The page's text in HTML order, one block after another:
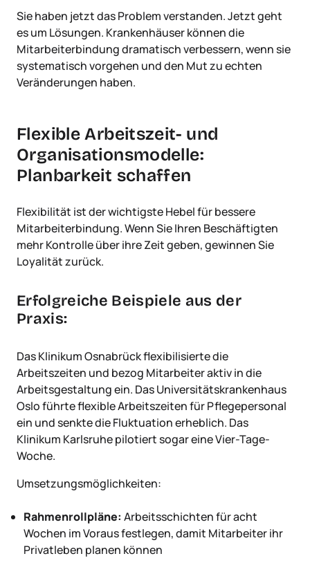
Sie haben jetzt das Problem verstanden. Jetzt geht
es um Lösungen. Krankenhäuser können die
Mitarbeiterbindung dramatisch verbessern, wenn sie
systematisch vorgehen und den Mut zu echten
Veränderungen haben.
Flexible Arbeitszeit- und
Organisationsmodelle:
Planbarkeit schaffen
Flexibilität ist der wichtigste Hebel für bessere
Mitarbeiterbindung. Wenn Sie Ihren Beschäftigten
mehr Kontrolle über ihre Zeit geben, gewinnen Sie
Loyalität zurück.
Erfolgreiche Beispiele aus der
Praxis:
Das Klinikum Osnabrück flexibilisierte die
Arbeitszeiten und bezog Mitarbeiter aktiv in die
Arbeitsgestaltung ein. Das Universitätskrankenhaus
Oslo führte flexible Arbeitszeiten für Pflegepersonal
ein und senkte die Fluktuation erheblich. Das
Klinikum Karlsruhe pilotiert sogar eine Vier-Tage-
Woche.
Umsetzungsmöglichkeiten:
Rahmenrollpläne: Arbeitsschichten für acht
Wochen im Voraus festlegen, damit Mitarbeiter ihr
Privatleben planen können